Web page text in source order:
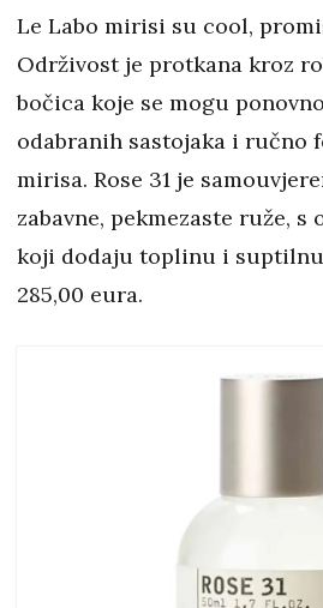
Le Labo mirisi su cool,
Održivost je protkana kroz
bočica koje se mogu
odabranih sastojaka i ručno
mirisa. Rose 31 je
zabavne, pekmezaste ruže,
koji dodaju toplinu i
285,00 eura.